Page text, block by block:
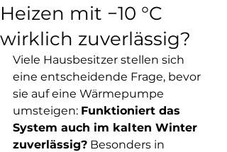
Heizen mit −10 °C
wirklich zuverlässig?
Viele Hausbesitzer stellen sich
eine entscheidende Frage, bevor
sie auf eine Wärmepumpe
umsteigen: Funktioniert das
System auch im kalten Winter
zuverlässig? Besonders in